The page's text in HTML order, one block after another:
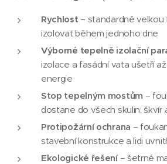
Rychlost – standardně velkou
izolovat během jednoho dne
Výborné tepelně izolační
izolace a fasádní vata ušetří
energie
Stop tepelným mostům–
dostane do všech skulin, škvír
Protipožární ochrana –
stavební konstrukce a lidi
Ekologické řešení– šetrné